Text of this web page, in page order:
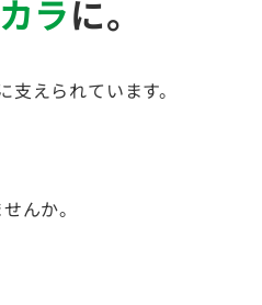
ラに。
えられています。
んか。